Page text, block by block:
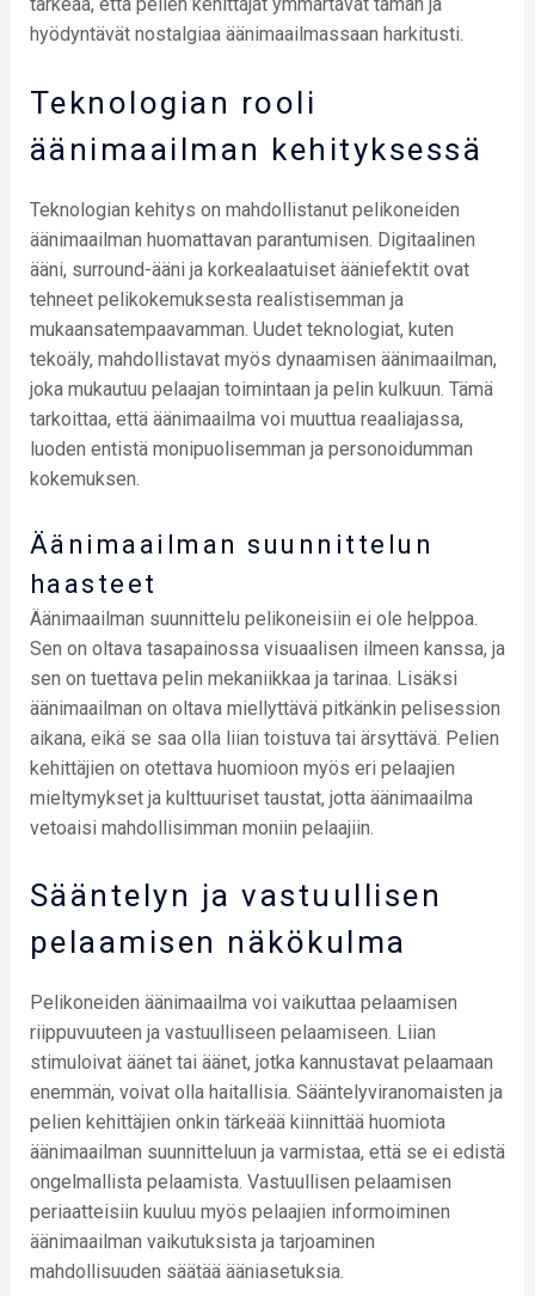
hyödyntävät nostalgiaa äänimaailmassaan harkitusti.
Teknologian rooli
äänimaailman kehityksessä
Teknologian kehitys on mahdollistanut pelikoneiden
äänimaailman huomattavan parantumisen. Digitaalinen
ääni, surround-ääni ja korkealaatuiset ääniefektit ovat
tehneet pelikokemuksesta realistisemman ja
mukaansatempaavamman. Uudet teknologiat, kuten
tekoäly, mahdollistavat myös dynaamisen äänimaailman,
joka mukautuu pelaajan toimintaan ja pelin kulkuun. Tämä
tarkoittaa, että äänimaailma voi muuttua reaaliajassa,
luoden entistä monipuolisemman ja personoidumman
kokemuksen.
Äänimaailman suunnittelun
haasteet
Äänimaailman suunnittelu pelikoneisiin ei ole helppoa.
Sen on oltava tasapainossa visuaalisen ilmeen kanssa, ja
sen on tuettava pelin mekaniikkaa ja tarinaa. Lisäksi
äänimaailman on oltava miellyttävä pitkänkin pelisession
aikana, eikä se saa olla liian toistuva tai ärsyttävä. Pelien
kehittäjien on otettava huomioon myös eri pelaajien
mieltymykset ja kulttuuriset taustat, jotta äänimaailma
vetoaisi mahdollisimman moniin pelaajiin.
Sääntelyn ja vastuullisen
pelaamisen näkökulma
Pelikoneiden äänimaailma voi vaikuttaa pelaamisen
riippuvuuteen ja vastuulliseen pelaamiseen. Liian
stimuloivat äänet tai äänet, jotka kannustavat pelaamaan
enemmän, voivat olla haitallisia. Sääntelyviranomaisten ja
pelien kehittäjien onkin tärkeää kiinnittää huomiota
äänimaailman suunnitteluun ja varmistaa, että se ei edistä
ongelmallista pelaamista. Vastuullisen pelaamisen
periaatteisiin kuuluu myös pelaajien informoiminen
äänimaailman vaikutuksista ja tarjoaminen
mahdollisuuden säätää ääniasetuksia.